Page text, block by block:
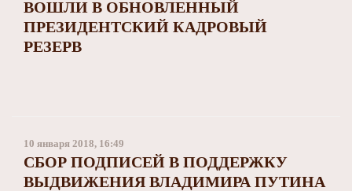
ВОШЛИ В ОБНОВЛЕННЫЙ
ПРЕЗИДЕНТСКИЙ КАДРОВЫЙ
РЕЗЕРВ
10 января 2018, 16:49
СБОР ПОДПИСЕЙ В ПОДДЕРЖКУ
ВЫДВИЖЕНИЯ ВЛАДИМИРА ПУТИНА